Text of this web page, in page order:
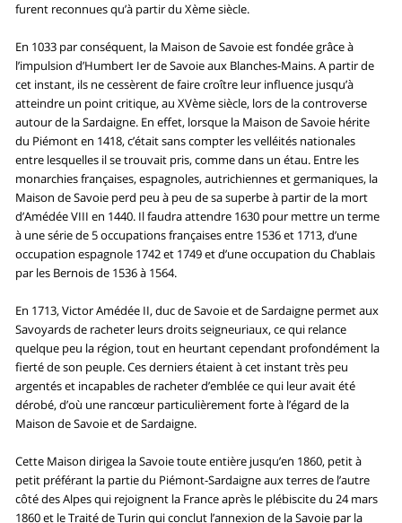
furent reconnues qu’à partir du Xème siècle.
En 1033 par conséquent, la Maison de Savoie est fondée grâce à
l’impulsion d’Humbert Ier de Savoie aux Blanches-Mains. A partir de
cet instant, ils ne cessèrent de faire croître leur influence jusqu’à
atteindre un point critique, au XVème siècle, lors de la controverse
autour de la Sardaigne. En effet, lorsque la Maison de Savoie hérite
du Piémont en 1418, c’était sans compter les velléités nationales
entre lesquelles il se trouvait pris, comme dans un étau. Entre les
monarchies françaises, espagnoles, autrichiennes et germaniques, la
Maison de Savoie perd peu à peu de sa superbe à partir de la mort
d’Amédée VIII en 1440. Il faudra attendre 1630 pour mettre un terme
à une série de 5 occupations françaises entre 1536 et 1713, d’une
occupation espagnole 1742 et 1749 et d’une occupation du Chablais
par les Bernois de 1536 à 1564.
En 1713, Victor Amédée II, duc de Savoie et de Sardaigne permet aux
Savoyards de racheter leurs droits seigneuriaux, ce qui relance
quelque peu la région, tout en heurtant cependant profondément la
fierté de son peuple. Ces derniers étaient à cet instant très peu
argentés et incapables de racheter d’emblée ce qui leur avait été
dérobé, d’où une rancœur particulièrement forte à l’égard de la
Maison de Savoie et de Sardaigne.
Cette Maison dirigea la Savoie toute entière jusqu’en 1860, petit à
petit préférant la partie du Piémont-Sardaigne aux terres de l’autre
côté des Alpes qui rejoignent la France après le plébiscite du 24 mars
1860 et le Traité de Turin qui conclut l’annexion de la Savoie par la